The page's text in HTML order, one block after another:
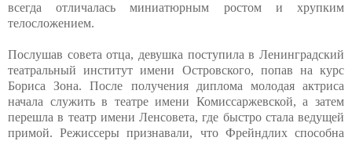
всегда отличалась миниатюрным ростом и хрупким
телосложением.
Послушав совета отца, девушка поступила в Ленинградский
театральный институт имени Островского, попав на курс
Бориса Зона. После получения диплома молодая актриса
начала служить в театре имени Комиссаржевской, а затем
перешла в театр имени Ленсовета, где быстро стала ведущей
примой. Режиссеры признавали, что Фрейндлих способна